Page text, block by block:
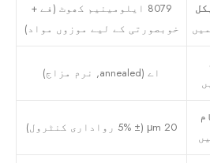
میں
8079 ایلومینیم کھوٹ (فے +
خوبصورتی کے لیے موزوں مواد)
اے (annealed, نرم مزاج)
20 μm (± 5% رواداری کنٹرول)